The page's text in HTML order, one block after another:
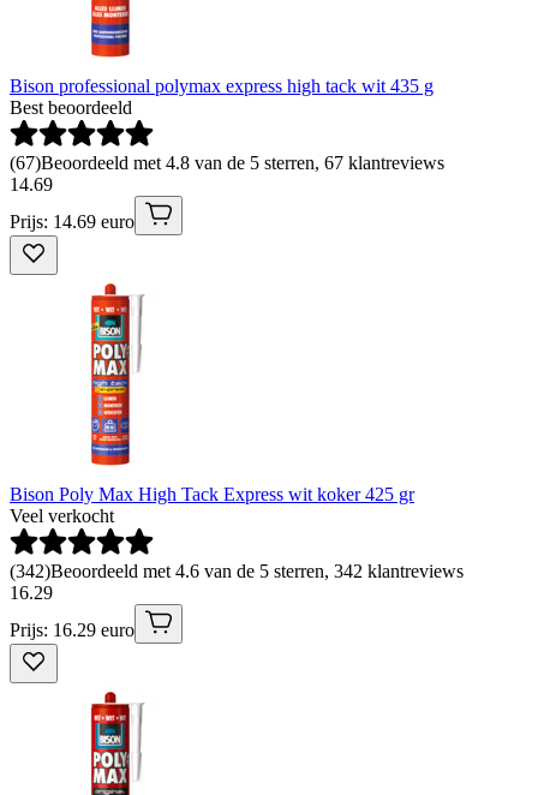
Bison professional polymax express high tack wit 435 g
Best beoordeeld
(67)Beoordeeld met 4.8 van de 5 sterren, 67 klantreviews
14.69
Prijs: 14.69 euro
Bison Poly Max High Tack Express wit koker 425 gr
Veel verkocht
(342)Beoordeeld met 4.6 van de 5 sterren, 342 klantreviews
16.29
Prijs: 16.29 euro